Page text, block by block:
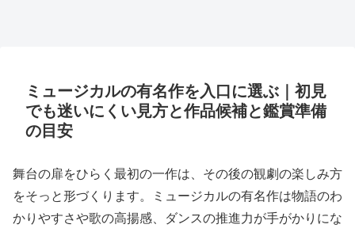
ミュージカルの有名作を入口に選ぶ｜初見
でも迷いにくい見方と作品候補と鑑賞準備
の目安
舞台の扉をひらく最初の一作は、その後の観劇の楽しみ方
をそっと形づくります。ミュージカルの有名作は物語のわ
かりやすさや歌の高揚感、ダンスの推進力が手がかりにな